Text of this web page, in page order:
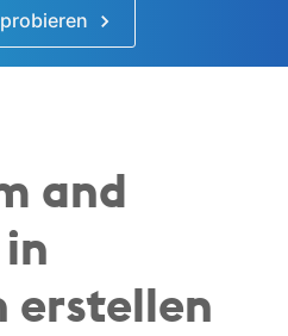
and
erstellen